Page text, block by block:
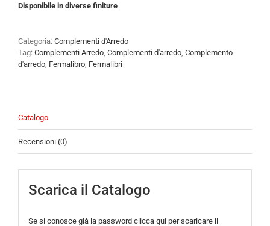
Disponibile in diverse finiture
Categoria: Complementi d'Arredo
Tag: Complementi Arredo, Complementi d'arredo, Complemento
d'arredo, Fermalibro, Fermalibri
Catalogo
Recensioni (0)
Scarica il Catalogo
Se si conosce già la password clicca qui per scaricare il